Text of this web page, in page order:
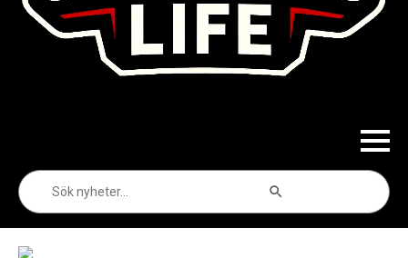
efter: